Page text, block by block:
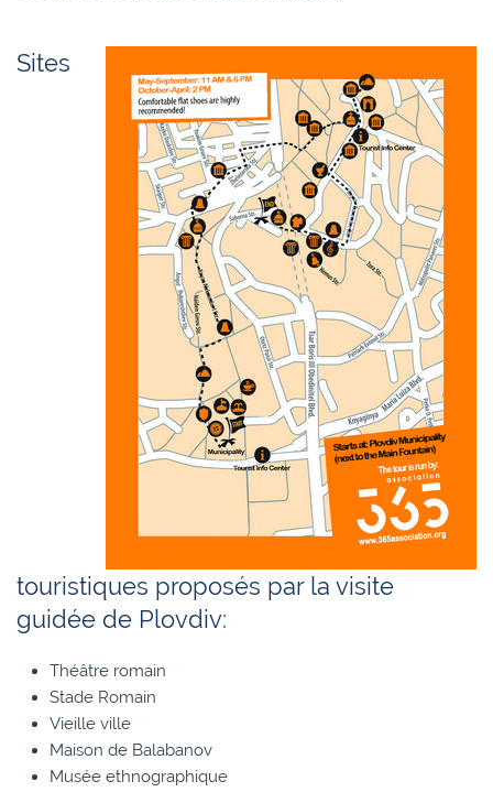
Sites
touristiques proposés par la visite
guidée de Plovdiv:
Théâtre romain
Stade Romain
Vieille ville
Maison de Balabanov
Musée ethnographique